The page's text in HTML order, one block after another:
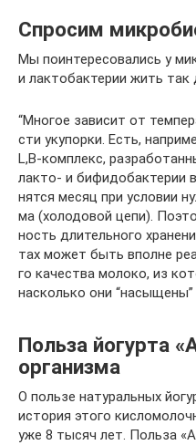
Спросим
Мы поин­те­ре­со­ва­лись у
и лак­то­бак­те­рии жить так
“Мно­гое зави­сит от
сти уку­пор­ки. Есть,
L,B‑комплекс,
лакто- и бифи­до­бак­те­рии
нят­ся месяц при усло­вии
ма (холо­до­вой цепи).
ность дли­тель­но­го
тах может быть вполне
го каче­ства моло­ко, из
насколь­ко они
Польза йогурта
организма
О пользе натуральных
история этого
уже 8 тысяч лет. Польза